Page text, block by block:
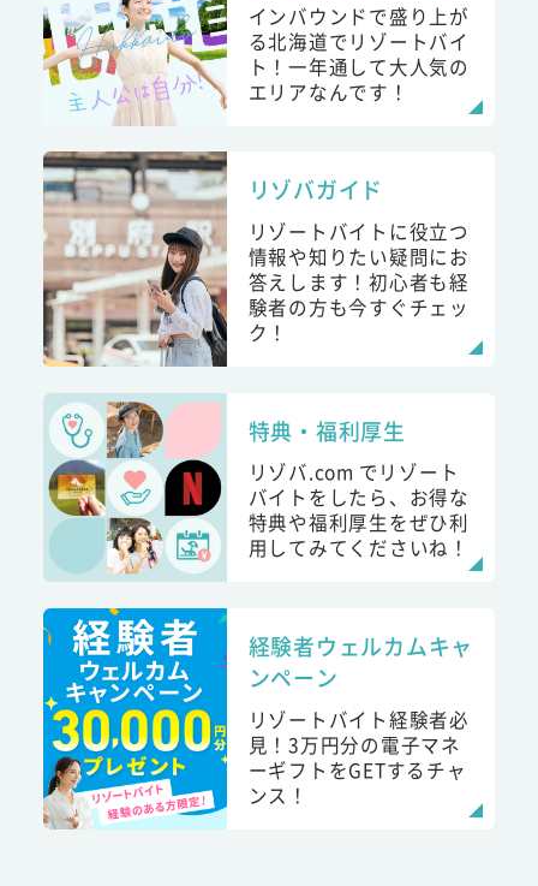
インバウンドで盛り上が
る北海道でリゾートバイ
ト！一年通して大人気の
エリアなんです！
リゾバガイド
リゾートバイトに役立つ
情報や知りたい疑問にお
答えします！初心者も経
験者の方も今すぐチェッ
ク！
特典・福利厚生
リゾバ.com でリゾート
バイトをしたら、お得な
特典や福利厚生をぜひ利
用してみてくださいね！
経験者ウェルカムキャ
ンペーン
リゾートバイト経験者必
見！3万円分の電子マネ
ーギフトをGETするチャ
ンス！